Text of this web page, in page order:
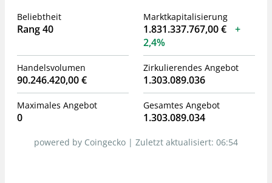
Beliebtheit
Rang 40
Handelsvolumen
90.246.420,00 €
Maximales Angebot
0
Marktkapitalisierung
1.831.337.767,00 €
2,4%
Zirkulierendes Angebot
1.303.089.036
Gesamtes Angebot
1.303.089.034
powered by Coingecko | Zuletzt aktualisiert: 06:54